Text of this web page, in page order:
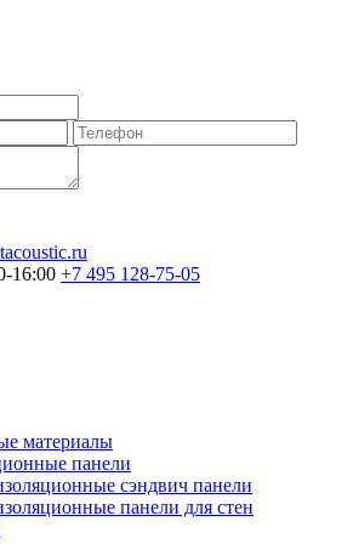
16:00 +7 495 128-75-05
материалы
панели
сэндвич панели
панели для стен